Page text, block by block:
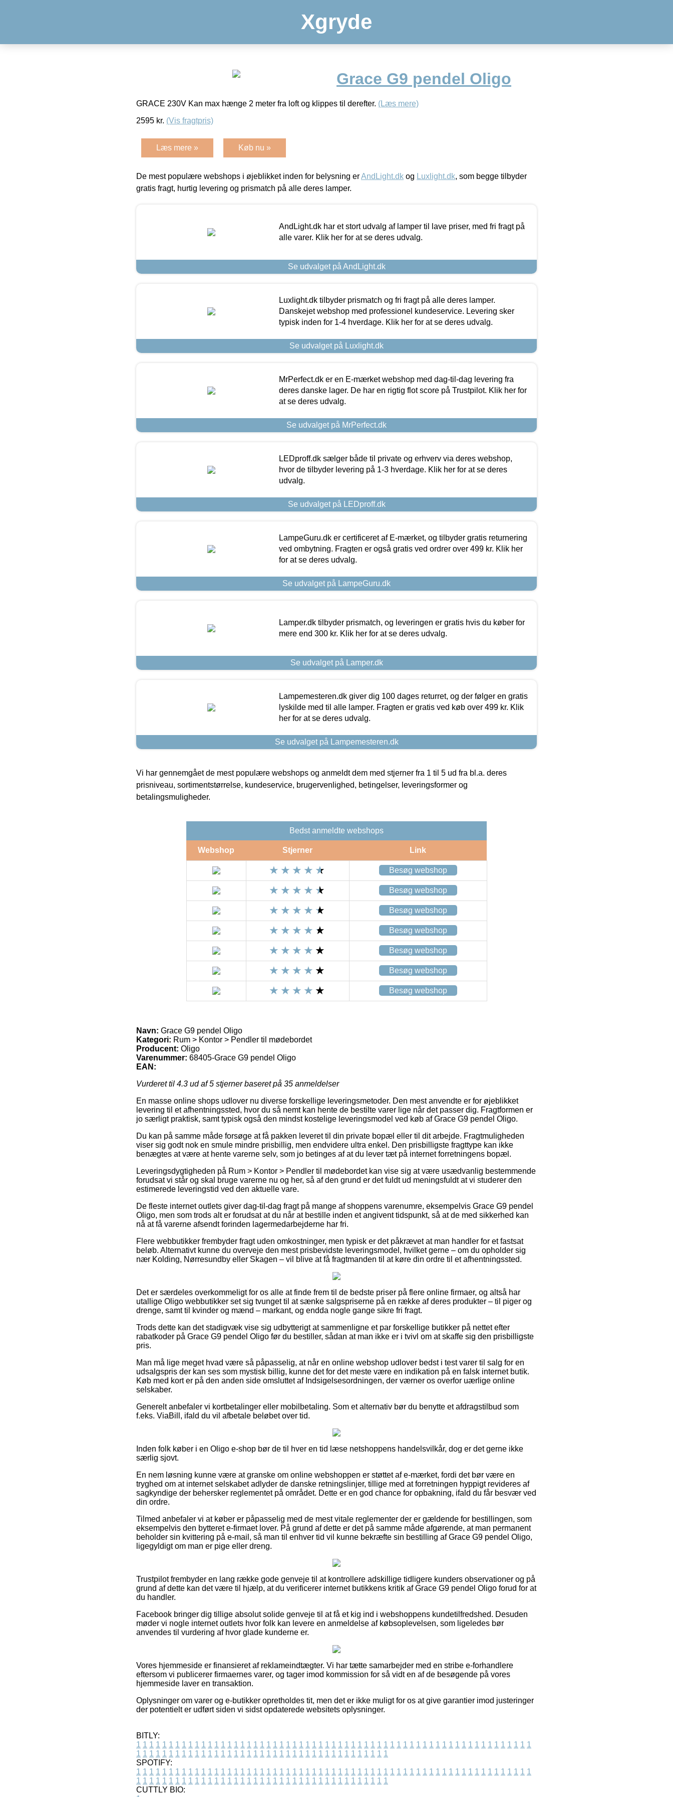
Xgryde
Grace G9 pendel Oligo
GRACE 230V Kan max hænge 2 meter fra loft og klippes til derefter. (Læs mere)
2595 kr. (Vis fragtpris)
Læs mere » Køb nu »
De mest populære webshops i øjeblikket inden for belysning erAndLight.dk og Luxlight.dk, som begge tilbyder
gratis fragt, hurtig levering og prismatch på alle deres lamper.
AndLight.dk har et stort udvalg af lamper til lave priser, med fri fragt på
alle varer. Klik her for at se deres udvalg.
Se udvalget på AndLight.dk
Luxlight.dk tilbyder prismatch og fri fragt på alle deres lamper.
Danskejet webshop med professionel kundeservice. Levering sker
typisk inden for 1-4 hverdage. Klik her for at se deres udvalg.
Se udvalget på Luxlight.dk
MrPerfect.dk er en E-mærket webshop med dag-til-dag levering fra
deres danske lager. De har en rigtig flot score på Trustpilot. Klik her for
at se deres udvalg.
Se udvalget på MrPerfect.dk
LEDproff.dk sælger både til private og erhverv via deres webshop,
hvor de tilbyder levering på 1-3 hverdage. Klik her for at se deres
udvalg.
Se udvalget på LEDproff.dk
LampeGuru.dk er certificeret af E-mærket, og tilbyder gratis returnering
ved ombytning. Fragten er også gratis ved ordrer over 499 kr. Klik her
for at se deres udvalg.
Se udvalget på LampeGuru.dk
Lamper.dk tilbyder prismatch, og leveringen er gratis hvis du køber for
mere end 300 kr. Klik her for at se deres udvalg.
Se udvalget på Lamper.dk
Lampemesteren.dk giver dig 100 dages returret, og der følger en gratis
lyskilde med til alle lamper. Fragten er gratis ved køb over 499 kr. Klik
her for at se deres udvalg.
Se udvalget på Lampemesteren.dk
Vi har gennemgået de mest populære webshops og anmeldt dem med stjerner fra 1 til 5 ud fra bl.a. deres
prisniveau, sortimentstørrelse, kundeservice, brugervenlighed, betingelser, leveringsformer og
betalingsmuligheder.
Bedst anmeldte webshops
Webshop Stjerner Link
Besøg webshop
Besøg webshop
Besøg webshop
Besøg webshop
Besøg webshop
Besøg webshop
Besøg webshop
Navn: Grace G9 pendel Oligo
Kategori: Rum > Kontor > Pendler til mødebordet
Producent: Oligo
Varenummer: 68405-Grace G9 pendel Oligo
EAN:
Vurderet til 4.3 ud af 5 stjerner baseret på 35 anmeldelser
En masse online shops udlover nu diverse forskellige leveringsmetoder. Den mest anvendte er for øjeblikket
levering til et afhentningssted, hvor du så nemt kan hente de bestilte varer lige når det passer dig. Fragtformen er
jo særligt praktisk, samt typisk også den mindst kostelige leveringsmodel ved køb af Grace G9 pendel Oligo.
Du kan på samme måde forsøge at få pakken leveret til din private bopæl eller til dit arbejde. Fragtmuligheden
viser sig godt nok en smule mindre prisbillig, men endvidere ultra enkel. Den prisbilligste fragttype kan ikke
benægtes at være at hente varerne selv, som jo betinges af at du lever tæt på internet forretningens bopæl.
Leveringsdygtigheden på Rum > Kontor > Pendler til mødebordet kan vise sig at være usædvanlig bestemmende
forudsat vi står og skal bruge varerne nu og her, så af den grund er det fuldt ud meningsfuldt at vi studerer den
estimerede leveringstid ved den aktuelle vare.
De fleste internet outlets giver dag-til-dag fragt på mange af shoppens varenumre, eksempelvis Grace G9 pendel
Oligo, men som trods alt er forudsat at du når at bestille inden et angivent tidspunkt, så at de med sikkerhed kan
nå at få varerne afsendt forinden lagermedarbejderne har fri.
Flere webbutikker frembyder fragt uden omkostninger, men typisk er det påkrævet at man handler for et fastsat
beløb. Alternativt kunne du overveje den mest prisbevidste leveringsmodel, hvilket gerne – om du opholder sig
nær Kolding, Nørresundby eller Skagen – vil blive at få fragtmanden til at køre din ordre til et afhentningssted.
Det er særdeles overkommeligt for os alle at finde frem til de bedste priser på flere online firmaer, og altså har
utallige Oligo webbutikker set sig tvunget til at sænke salgspriserne på en række af deres produkter – til piger og
drenge, samt til kvinder og mænd – markant, og endda nogle gange sikre fri fragt.
Trods dette kan det stadigvæk vise sig udbytterigt at sammenligne et par forskellige butikker på nettet efter
rabatkoder på Grace G9 pendel Oligo før du bestiller, sådan at man ikke er i tvivl om at skaffe sig den prisbilligste
pris.
Man må lige meget hvad være så påpasselig, at når en online webshop udlover bedst i test varer til salg for en
udsalgspris der kan ses som mystisk billig, kunne det for det meste være en indikation på en falsk internet butik.
Køb med kort er på den anden side omsluttet af Indsigelsesordningen, der værner os overfor uærlige online
selskaber.
Generelt anbefaler vi kortbetalinger eller mobilbetaling. Som et alternativ bør du benytte et afdragstilbud som
f.eks. ViaBill, ifald du vil afbetale beløbet over tid.
Inden folk køber i en Oligo e-shop bør de til hver en tid læse netshoppens handelsvilkår, dog er det gerne ikke
særlig sjovt.
En nem løsning kunne være at granske om online webshoppen er støttet af e-mærket, fordi det bør være en
tryghed om at internet selskabet adlyder de danske retningslinjer, tillige med at forretningen hyppigt revideres af
sagkyndige der behersker reglementet på området. Dette er en god chance for opbakning, ifald du får besvær ved
din ordre.
Tilmed anbefaler vi at køber er påpasselig med de mest vitale reglementer der er gældende for bestillingen, som
eksempelvis den bytteret e-firmaet lover. På grund af dette er det på samme måde afgørende, at man permanent
beholder sin kvittering på e-mail, så man til enhver tid vil kunne bekræfte sin bestilling af Grace G9 pendel Oligo,
ligegyldigt om man er pige eller dreng.
Trustpilot frembyder en lang række gode genveje til at kontrollere adskillige tidligere kunders observationer og på
grund af dette kan det være til hjælp, at du verificerer internet butikkens kritik af Grace G9 pendel Oligo forud for at
du handler.
Facebook bringer dig tillige absolut solide genveje til at få et kig ind i webshoppens kundetilfredshed. Desuden
møder vi nogle internet outlets hvor folk kan levere en anmeldelse af købsoplevelsen, som ligeledes bør
anvendes til vurdering af hvor glade kunderne er.
Vores hjemmeside er finansieret af reklameindtægter. Vi har tætte samarbejder med en stribe e-forhandlere
eftersom vi publicerer firmaernes varer, og tager imod kommission for så vidt en af de besøgende på vores
hjemmeside laver en transaktion.
Oplysninger om varer og e-butikker opretholdes tit, men det er ikke muligt for os at give garantier imod justeringer
der potentielt er udført siden vi sidst opdaterede websitets oplysninger.
BITLY:
1 1 1 1 1 1 1 1 1 1 1 1 1 1 1 1 1 1 1 1 1 1 1 1 1 1 1 1 1 1 1 1 1 1 1 1 1 1 1 1 1 1 1 1 1 1 1 1 1 1 1 1 1 1 1 1 1 1 1 1 1
1 1 1 1 1 1 1 1 1 1 1 1 1 1 1 1 1 1 1 1 1 1 1 1 1 1 1 1 1 1 1 1 1 1 1 1 1 1 1
SPOTIFY:
1 1 1 1 1 1 1 1 1 1 1 1 1 1 1 1 1 1 1 1 1 1 1 1 1 1 1 1 1 1 1 1 1 1 1 1 1 1 1 1 1 1 1 1 1 1 1 1 1 1 1 1 1 1 1 1 1 1 1 1 1
1 1 1 1 1 1 1 1 1 1 1 1 1 1 1 1 1 1 1 1 1 1 1 1 1 1 1 1 1 1 1 1 1 1 1 1 1 1 1
CUTTLY BIO: